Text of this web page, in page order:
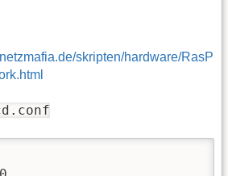
skripten/hardware/RasP